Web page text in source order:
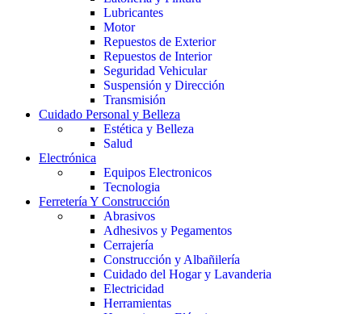
Lubricantes
Motor
Repuestos de Exterior
Repuestos de Interior
Seguridad Vehicular
Suspensión y Dirección
Transmisión
Cuidado Personal y Belleza
Estética y Belleza
Salud
Electrónica
Equipos Electronicos
Tecnologia
Ferretería Y Construcción
Abrasivos
Adhesivos y Pegamentos
Cerrajería
Construcción y Albañilería
Cuidado del Hogar y Lavanderia
Electricidad
Herramientas